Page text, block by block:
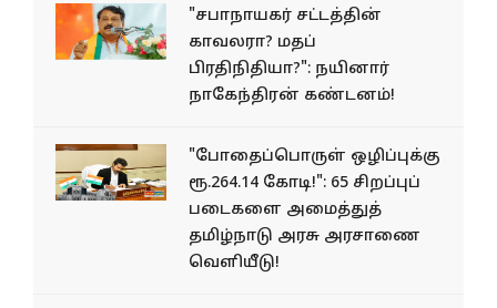
"சபாநாயகர் சட்டத்தின்
காவலரா? மதப்
பிரதிநிதியா?": நயினார்
நாகேந்திரன் கண்டனம்!
"போதைப்பொருள் ஒழிப்புக்கு
ரூ.264.14 கோடி!": 65 சிறப்புப்
படைகளை அமைத்துத்
தமிழ்நாடு அரசு அரசாணை
வெளியீடு!